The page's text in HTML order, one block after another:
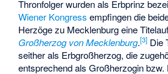
Thronfolger wurden als Erbprinz
Wiener Kongress empfingen die
Herzöge zu Mecklenburg eine
Großherzog von Mecklenburg.[3] Die
seither als Erbgroßherzog, die
entsprechend als Großherzogin